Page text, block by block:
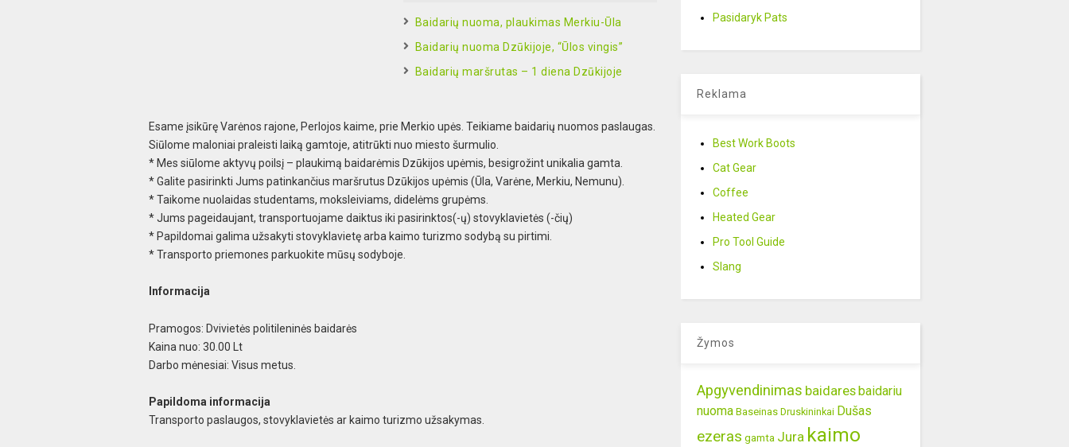
Baidarių nuoma, plaukimas Merkiu-Ūla
Baidarių nuoma Dzūkijoje, “Ūlos vingis”
Baidarių maršrutas – 1 diena Dzūkijoje
Esame įsikūrę Varėnos rajone, Perlojos kaime, prie Merkio upės. Teikiame baidarių nuomos paslaugas.
Siūlome maloniai praleisti laiką gamtoje, atitrūkti nuo miesto šurmulio.
* Mes siūlome aktyvų poilsį – plaukimą baidarėmis Dzūkijos upėmis, besigrožint unikalia gamta.
* Galite pasirinkti Jums patinkančius maršrutus Dzūkijos upėmis (Ūla, Varėne, Merkiu, Nemunu).
* Taikome nuolaidas studentams, moksleiviams, didelėms grupėms.
* Jums pageidaujant, transportuojame daiktus iki pasirinktos(-ų) stovyklavietės (-čių)
* Papildomai galima užsakyti stovyklavietę arba kaimo turizmo sodybą su pirtimi.
* Transporto priemones parkuokite mūsų sodyboje.
Informacija
Pramogos: Dvivietės politileninės baidarės
Kaina nuo: 30.00 Lt
Darbo mėnesiai: Visus metus.
Papildoma informacija
Transporto paslaugos, stovyklavietės ar kaimo turizmo užsakymas.
Pasidaryk Pats
Reklama
Best Work Boots
Cat Gear
Coffee
Heated Gear
Pro Tool Guide
Slang
Žymos
Apgyvendinimas baidaresbaidariu
nuoma Baseinas Druskininkai Dušas
ezeras gamta Jura kaimo